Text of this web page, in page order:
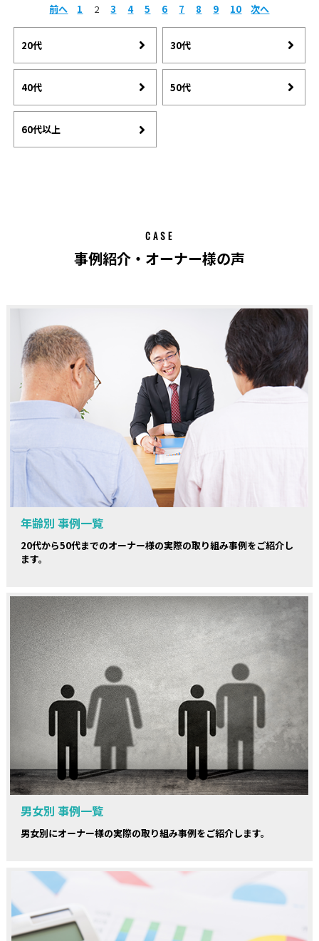
前へ 1 2 3 4 5 6 7 8 9 10 次へ
20代 30代
40代 50代
60代以上
CASE
事例紹介・オーナー様の声
年齢別 事例一覧
20代から50代までのオーナー様の実際の取り組み事例をご紹介し
ます。
男女別 事例一覧
男女別にオーナー様の実際の取り組み事例をご紹介します。